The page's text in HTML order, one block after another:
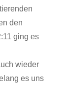
den
ging es
wieder
es uns